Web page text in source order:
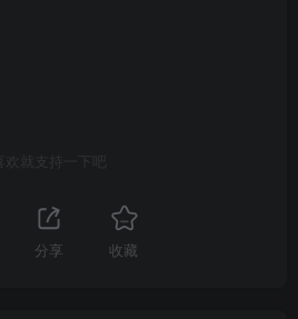
喜欢就支持一下吧
分享 收藏